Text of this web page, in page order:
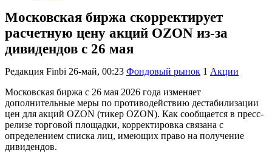
Московская биржа скорректирует
расчетную цену акций OZON из-за
дивидендов с 26 мая
Редакция Finbi 26-май, 00:23 Фондовый рынок 1 Акции
Московская биржа с 26 мая 2026 года изменяет
дополнительные меры по противодействию дестабилизации
цен для акций OZON (тикер OZON). Как сообщается в пресс-
релизе торговой площадки, корректировка связана с
определением списка лиц, имеющих право на получение
дивидендов.